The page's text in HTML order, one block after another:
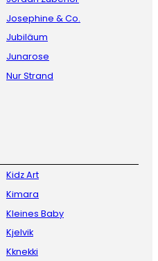
Josephine & Co.
Jubiläum
Junarose
Nur Strand
Kidz Art
Kimara
Kleines Baby
Kjelvik
Kknekki